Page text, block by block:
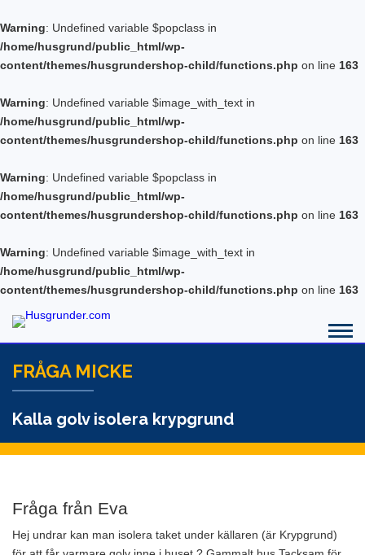
Warning: Undefined variable $popclass in
/home/husgrund/public_html/wp-
content/themes/husgrundershop-child/functions.php on line 163
Warning: Undefined variable $image_with_text in
/home/husgrund/public_html/wp-
content/themes/husgrundershop-child/functions.php on line 163
Warning: Undefined variable $popclass in
/home/husgrund/public_html/wp-
content/themes/husgrundershop-child/functions.php on line 163
Warning: Undefined variable $image_with_text in
/home/husgrund/public_html/wp-
content/themes/husgrundershop-child/functions.php on line 163
FRÅGA MICKE
Kalla golv isolera krypgrund
Fråga från Eva
Hej undrar kan man isolera taket under källaren (är Krypgrund)